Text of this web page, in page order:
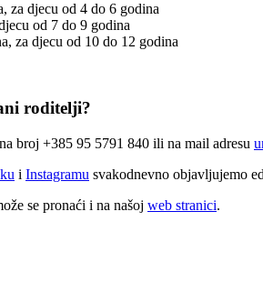
za djecu od 4 do 6 godina
od 7 do 9 godina
za djecu od 10 do 12 godina
roditelji?
broj +385 95 5791 840 ili na mail adresu
i Instagramu svakodnevno objavljujemo
se pronaći i na našoj web stranici.